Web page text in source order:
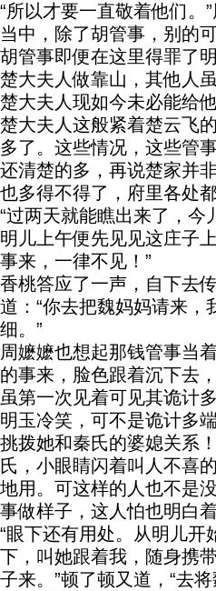
“所以才要一直敬着他们。
当中，除了胡管事，别的
胡管事即便在这里得罪了
楚大夫人做靠山，其他人
楚大夫人现如今未必能给
楚大夫人这般紧着楚云飞
多了。这些情况，这些管
还清楚的多，再说楚家并
也多得不得了，府里各处
“过两天就能瞧出来了，今
明儿上午便先见见这庄子
事来，一律不见！”
香桃答应了一声，自下去
道：“你去把魏妈妈请来，
细。”
周嬷嬷也想起那钱管事当
的事来，脸色跟着沉下去
虽第一次见着可见其诡计
明玉冷笑，可不是诡计多
挑拨她和秦氏的婆媳关系
氏，小眼睛闪着叫人不喜
地用。可这样的人也不是
事做样子，这人怕也明白
“眼下还有用处。从明儿开
下，叫她跟着我，随身携
子来。”顿了顿又道，“去